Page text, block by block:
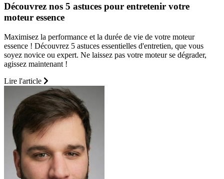
Découvrez nos 5 astuces pour entretenir votre
moteur essence
Maximisez la performance et la durée de vie de votre moteur
essence ! Découvrez 5 astuces essentielles d'entretien, que vous
soyez novice ou expert. Ne laissez pas votre moteur se dégrader,
agissez maintenant !
Lire l'article